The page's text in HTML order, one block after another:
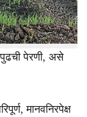
करू शकलो नाही.
वाचणे,
उत्पादन
पुढची पेरणी, असे
मानवनिरपेक्ष